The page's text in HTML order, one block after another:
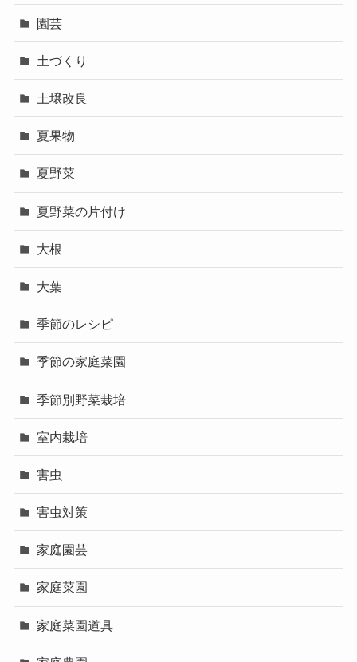
園芸
土づくり
土壌改良
夏果物
夏野菜
夏野菜の片付け
大根
大葉
季節のレシピ
季節の家庭菜園
季節別野菜栽培
室内栽培
害虫
害虫対策
家庭園芸
家庭菜園
家庭菜園道具